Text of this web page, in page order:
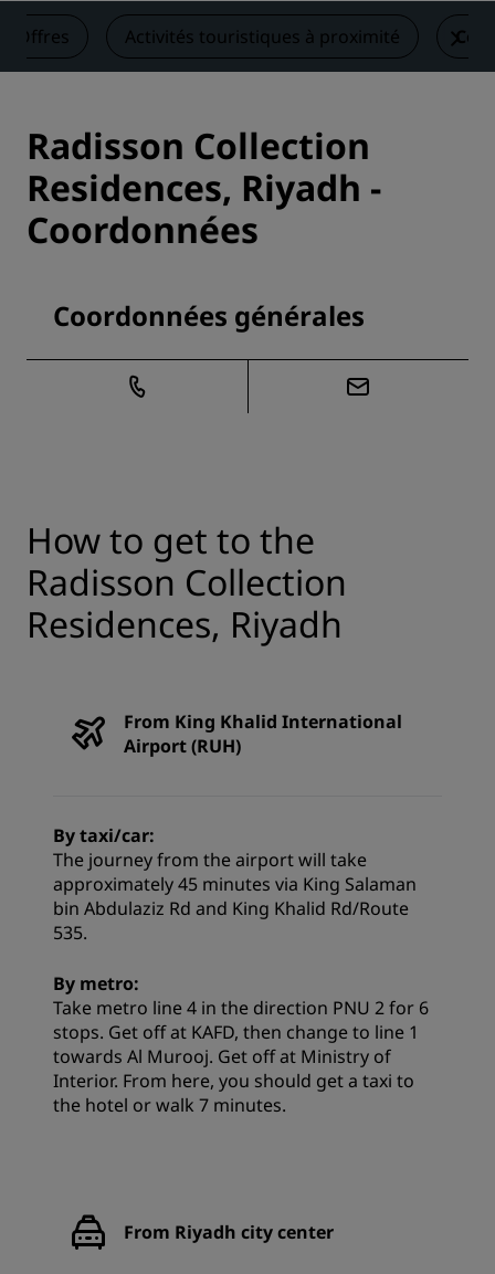
Offres Activités touristiques à proximité
Radisson Collection
Residences, Riyadh -
Coordonnées
Coordonnées générales
How to get to the
Radisson Collection
Residences, Riyadh
From King Khalid International
Airport (RUH)
By taxi/car:
The journey from the airport will take
approximately 45 minutes via King Salaman
bin Abdulaziz Rd and King Khalid Rd/Route
535.
By metro:
Take metro line 4 in the direction PNU 2 for 6
stops. Get off at KAFD, then change to line 1
towards Al Murooj. Get off at Ministry of
Interior. From here, you should get a taxi to
the hotel or walk 7 minutes.
From Riyadh city center